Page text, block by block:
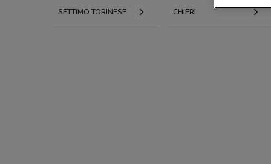
SETTIMO TORINESE CHIERI